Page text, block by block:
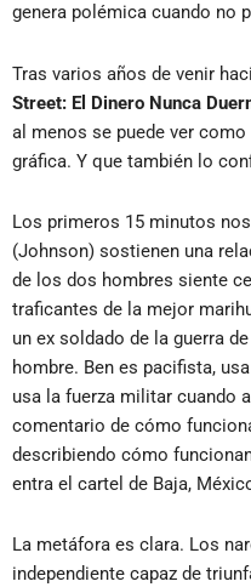
genera polémica cuando no
Tras varios años de venir
Street: El Dinero Nunca
al menos se puede ver
gráfica. Y que también lo
Los primeros 15 minutos
(Johnson) sostienen una
de los dos hombres siente
traficantes de la mejor
un ex soldado de la guerra
hombre. Ben es pacifista,
usa la fuerza militar cuando
comentario de cómo
describiendo cómo
entra el cartel de Baja,
La metáfora es clara. Los
independiente capaz de